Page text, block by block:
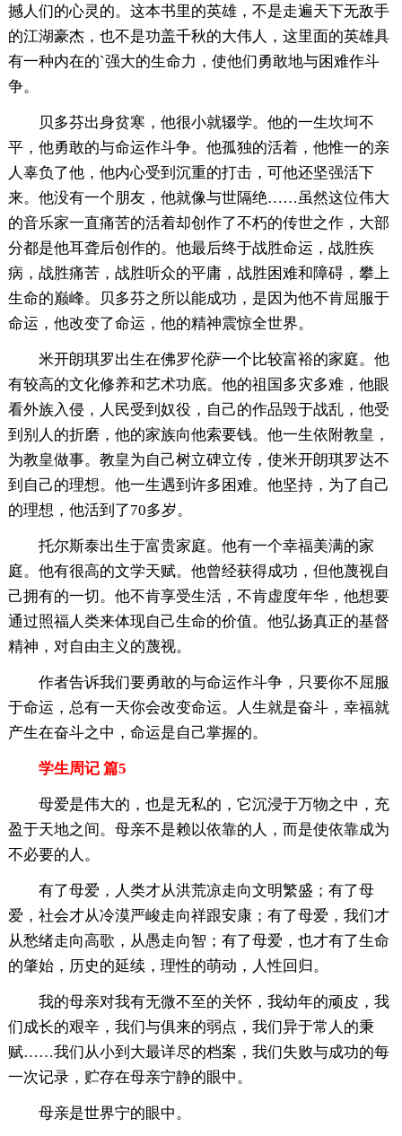
撼人们的心灵的。这本书里的英雄，不是走遍天下无敌手
的江湖豪杰，也不是功盖千秋的大伟人，这里面的英雄具
有一种内在的`强大的生命力，使他们勇敢地与困难作斗
争。
贝多芬出身贫寒，他很小就辍学。他的一生坎坷不
平，他勇敢的与命运作斗争。他孤独的活着，他惟一的亲
人辜负了他，他内心受到沉重的打击，可他还坚强活下
来。他没有一个朋友，他就像与世隔绝……虽然这位伟大
的音乐家一直痛苦的活着却创作了不朽的传世之作，大部
分都是他耳聋后创作的。他最后终于战胜命运，战胜疾
病，战胜痛苦，战胜听众的平庸，战胜困难和障碍，攀上
生命的巅峰。贝多芬之所以能成功，是因为他不肯屈服于
命运，他改变了命运，他的精神震惊全世界。
米开朗琪罗出生在佛罗伦萨一个比较富裕的家庭。他
有较高的文化修养和艺术功底。他的祖国多灾多难，他眼
看外族入侵，人民受到奴役，自己的作品毁于战乱，他受
到别人的折磨，他的家族向他索要钱。他一生依附教皇，
为教皇做事。教皇为自己树立碑立传，使米开朗琪罗达不
到自己的理想。他一生遇到许多困难。他坚持，为了自己
的理想，他活到了70多岁。
托尔斯泰出生于富贵家庭。他有一个幸福美满的家
庭。他有很高的文学天赋。他曾经获得成功，但他蔑视自
己拥有的一切。他不肯享受生活，不肯虚度年华，他想要
通过照福人类来体现自己生命的价值。他弘扬真正的基督
精神，对自由主义的蔑视。
作者告诉我们要勇敢的与命运作斗争，只要你不屈服
于命运，总有一天你会改变命运。人生就是奋斗，幸福就
产生在奋斗之中，命运是自己掌握的。
学生周记 篇5
母爱是伟大的，也是无私的，它沉浸于万物之中，充
盈于天地之间。母亲不是赖以依靠的人，而是使依靠成为
不必要的人。
有了母爱，人类才从洪荒凉走向文明繁盛；有了母
爱，社会才从冷漠严峻走向祥跟安康；有了母爱，我们才
从愁绪走向高歌，从愚走向智；有了母爱，也才有了生命
的肇始，历史的延续，理性的萌动，人性回归。
我的母亲对我有无微不至的关怀，我幼年的顽皮，我
们成长的艰辛，我们与俱来的弱点，我们异于常人的秉
赋……我们从小到大最详尽的档案，我们失败与成功的每
一次记录，贮存在母亲宁静的眼中。
母亲是世界宁的眼中。